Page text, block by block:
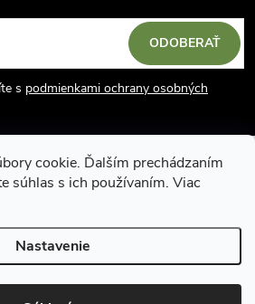
cookie. Ďalším prechádzaním
súhlas s ich používaním. Viac
Nastavenie
s podmienkami ochrany osobných
ODOBERAŤ
obchod SUN sport. Všetky práva vyhradené.
nastavenie cookies